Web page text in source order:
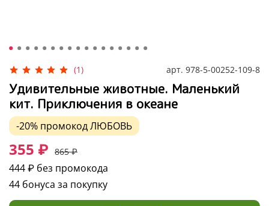
(1) арт. 978-5-00252-109-8
Удивительные животные. Маленький
кит. Приключения в океане
-20% промокодЛЮБОВЬ
355 ₽ 865 ₽
444 ₽ без промокода
44 бонуса за покупку